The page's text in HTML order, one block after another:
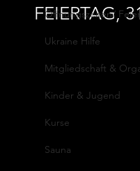
Öffnungszeiten/
Ukraine Hilfe
Mitgliedschaft &
Kinder & Jugend
Kurse
Sauna
FEIERTAG,